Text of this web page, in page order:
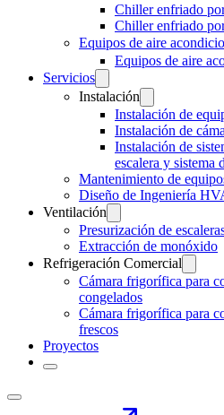
Chiller enfriado
Chiller enfriado
Equipos de aire
Equipos de aire
Servicios
Instalación
Instalación de
Instalación de
Instalación de
escalera y sistema
Mantenimiento de
Diseño de Ingeniería
Ventilación
Presurización de
Extracción de monóxido
Refrigeración Comercial
Cámara frigorífica para
congelados
Cámara frigorífica para
frescos
Proyectos